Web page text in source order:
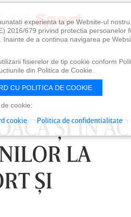
ŞI ÎN
LA
ŞI
experienta ta pe Website-ul
2016/679 privind protectia persoanelor
de a continua navigarea pe
fisierelor de tip cookie conform
din Politica de Cookie.
CU POLITICA DE COOKIE
cookie:
cookie Politica de confidentialitate